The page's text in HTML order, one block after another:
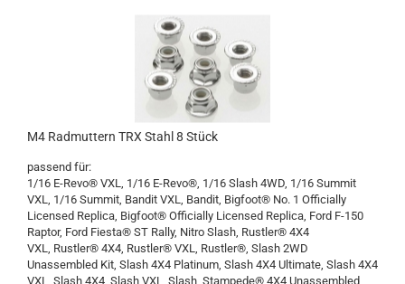
M4 Radmuttern TRX Stahl 8 Stück
passend für:
1/16 E-Revo® VXL, 1/16 E-Revo®, 1/16 Slash 4WD, 1/16 Summit
VXL, 1/16 Summit, Bandit VXL, Bandit, Bigfoot® No. 1 Officially
Licensed Replica, Bigfoot® Officially Licensed Replica, Ford F-150
Raptor, Ford Fiesta® ST Rally, Nitro Slash, Rustler® 4X4
VXL, Rustler® 4X4, Rustler® VXL, Rustler®, Slash 2WD
Unassembled Kit, Slash 4X4 Platinum, Slash 4X4 Ultimate, Slash 4X4
VXL, Slash 4X4, Slash VXL, Slash, Stampede® 4X4 Unassembled